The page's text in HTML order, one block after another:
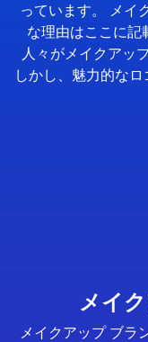
っています。 メイ
な理由はここに記
人々がメイクアッ
しかし、魅力的な
メイ
メイクアップ ブラ